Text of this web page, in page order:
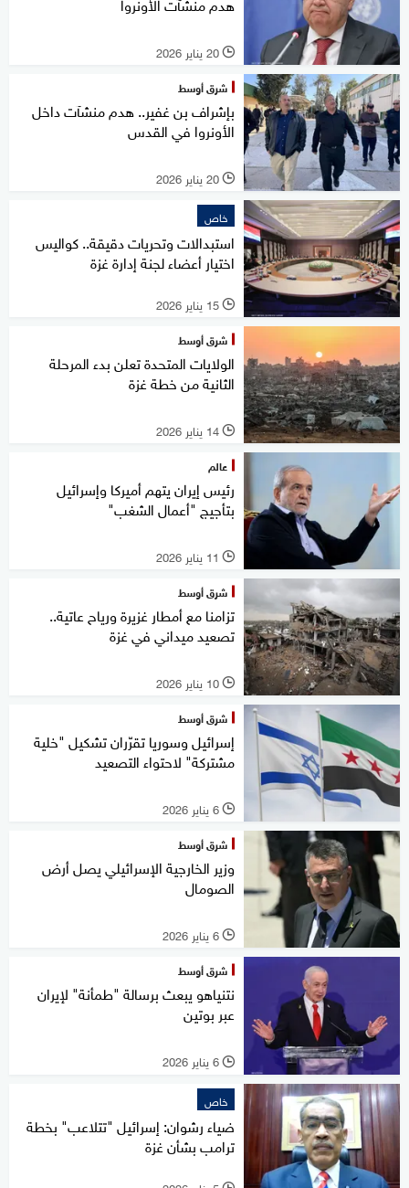
l 20 يناير 2026
شرق أوسط
بإشراف بن غفير.. هدم منشآت داخل
الأونروا في القدس
l 20 يناير 2026
خاص
استبدالات وتحريات دقيقة.. كواليس
اختيار أعضاء لجنة إدارة غزة
l 15 يناير 2026
شرق أوسط
الولايات المتحدة تعلن بدء المرحلة
الثانية من خطة غزة
l 14 يناير 2026
عالم
رئيس إيران يتهم أميركا وإسرائيل
بتأجيج "أعمال الشغب"
l 11 يناير 2026
شرق أوسط
تزامنا مع أمطار غزيرة ورياح عاتية..
تصعيد ميداني في غزة
l 10 يناير 2026
شرق أوسط
إسرائيل وسوريا تقرّران تشكيل "خلية
مشتركة" لاحتواء التصعيد
l 6 يناير 2026
شرق أوسط
وزير الخارجية الإسرائيلي يصل أرض
الصومال
l 6 يناير 2026
شرق أوسط
نتنياهو يبعث برسالة "طمأنة" لإيران
عبر بوتين
l 6 يناير 2026
خاص
ضياء رشوان: إسرائيل "تتلاعب" بخطة
ترامب بشأن غزة